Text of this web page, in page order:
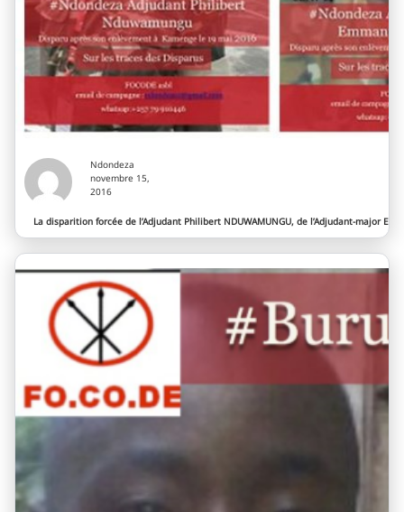
Ndondeza
novembre 15,
2016
La disparition forcée de l’Adjudant Philibert NDUWAMUNGU, de l’Adjudant-major